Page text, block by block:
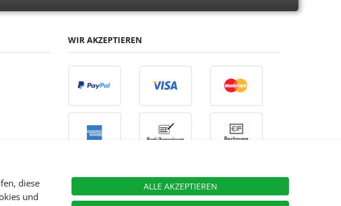
diese
und
ALLE AKZEPTIEREN
WIR AKZEPTIEREN
nicht anders beschrieben.